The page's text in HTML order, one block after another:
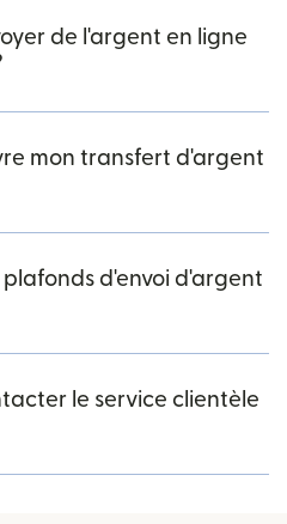
de l'argent en ligne
mon transfert d'argent
plafonds d'envoi d'argent
le service clientèle